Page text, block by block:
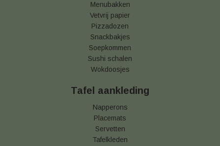
Menubakken
Vetvrij papier
Pizzadozen
Snackbakjes
Soepkommen
Sushi schalen
Wokdoosjes
Tafel aankleding
Napperons
Placemats
Servetten
Tafelkleden